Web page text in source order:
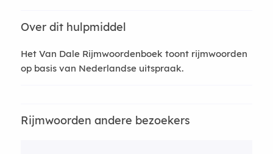
Over dit hulpmiddel
Het Van Dale Rijmwoordenboek toont rijmwoorden
op basis van Nederlandse uitspraak.
Rijmwoorden andere bezoekers